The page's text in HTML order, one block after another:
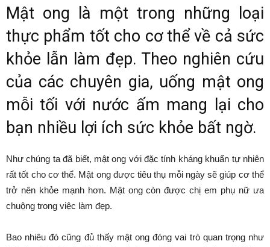
Mật ong là một trong những loại
thực phẩm tốt cho cơ thể về cả sức
khỏe lẫn làm đẹp. Theo nghiên cứu
của các chuyên gia, uống mật ong
mỗi tối với nước ấm mang lại cho
bạn nhiều lợi ích sức khỏe bất ngờ.
Như chúng ta đã biết, mật ong với đặc tính kháng khuẩn tự nhiên
rất tốt cho cơ thể. Mật ong được tiêu thụ mỗi ngày sẽ giúp cơ thể
trở nên khỏe mạnh hơn. Mật ong còn được chị em phụ nữ ưa
chuộng trong việc làm đẹp.
Bao nhiêu đó cũng đủ thấy mật ong đóng vai trò quan trọng như